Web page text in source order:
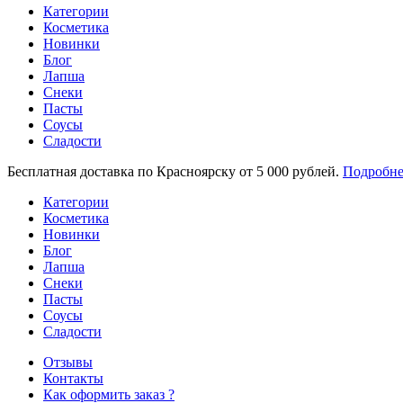
Категории
Косметика
Новинки
Блог
Лапша
Снеки
Пасты
Соусы
Сладости
Бесплатная доставка по Красноярску от 5 000 рублей.
Категории
Косметика
Новинки
Блог
Лапша
Снеки
Пасты
Соусы
Сладости
Отзывы
Контакты
Как оформить заказ ?